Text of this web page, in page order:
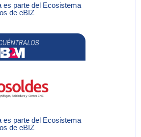
es parte del Ecosistema
de eBIZ
es parte del Ecosistema
de eBIZ